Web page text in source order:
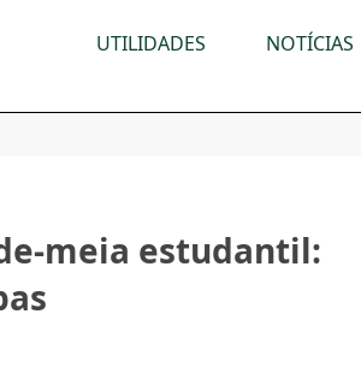
UTILIDADES NOTÍCIAS
meia estudantil: